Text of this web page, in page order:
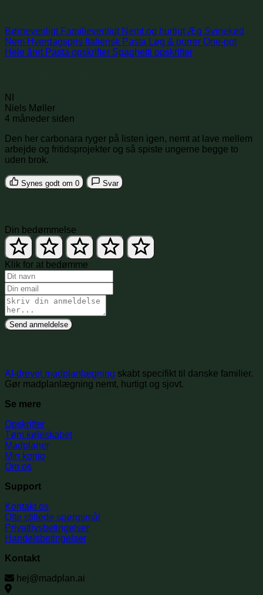
Børnevenligt Familievenligt Nemt og hurtigt Æg Svinekød
Nem Hverdagspris Italiensk Pasta Løg & porrer One-pot
Hele året Pasta opskrifter Spaghetti opskrifter
NI
Niels Møller
4 måneder siden
Den her carbonara ryger på listen igen, nemt at lave mellem
arbejde og fritidsprojekter og så spiste ungerne begge to
uden brok.
Synes godt om 0 Svar
Din bedømmelse
Klik for at bedømme
Send anmeldelse
AI-drevet madplanlægning skabt specifikt til danske familier.
Gør madplanlægning nemt, hurtigt og sjovt.
Se mere
Opskrifter
Tøm køleskabet
Madplaner
Min konto
Om os
Support
Kontakt os
Ofte stillede spørgsmål
Privatlivsbetingelser
Handelsbetingelser
Kontakt
hej@madplan.ai